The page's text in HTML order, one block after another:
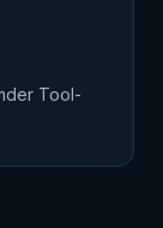
Tool-